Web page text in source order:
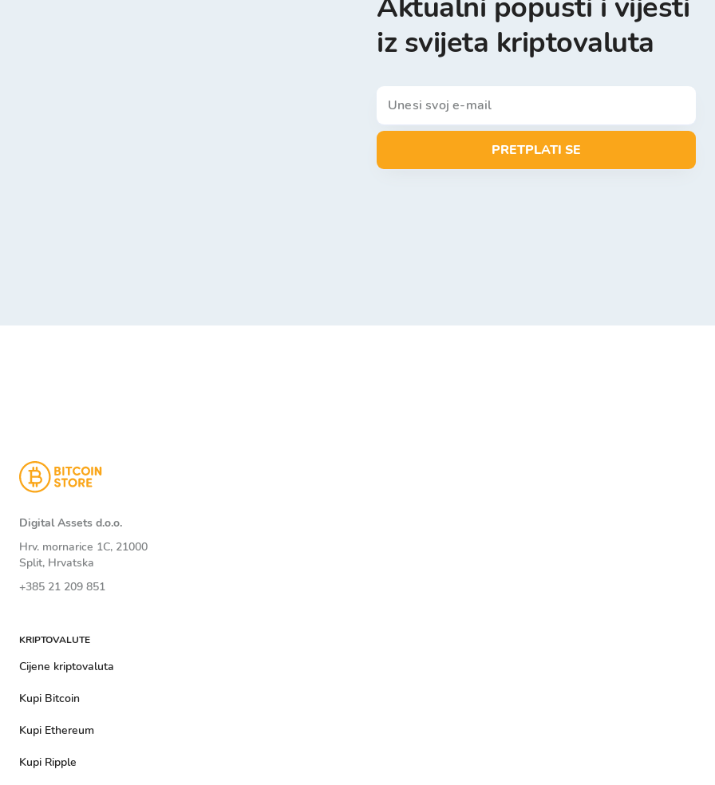
iz svijeta kriptovaluta
PRETPLATI SE
Digital Assets d.o.o.
Hrv. mornarice 1C, 21000
Split, Hrvatska
+385 21 209 851
KRIPTOVALUTE
Cijene kriptovaluta
Kupi Bitcoin
Kupi Ethereum
Kupi Ripple